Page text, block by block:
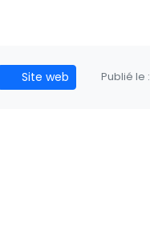
Site web Publié le :